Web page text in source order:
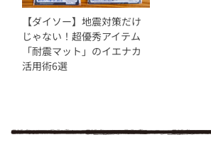
【ダイソー】地震対策だけ
じゃない！超優秀アイテム
「耐震マット」のイエナカ
活用術6選